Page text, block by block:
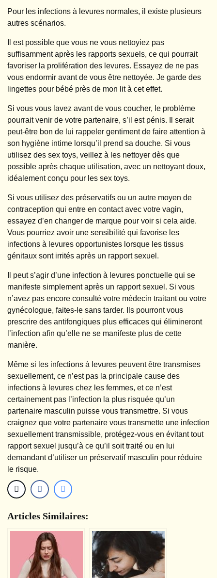
Pour les infections à levures normales, il existe plusieurs
autres scénarios.
Il est possible que vous ne vous nettoyiez pas
suffisamment après les rapports sexuels, ce qui pourrait
favoriser la prolifération des levures. Essayez de ne pas
vous endormir avant de vous être nettoyée. Je garde des
lingettes pour bébé près de mon lit à cet effet.
Si vous vous lavez avant de vous coucher, le problème
pourrait venir de votre partenaire, s’il est pénis. Il serait
peut-être bon de lui rappeler gentiment de faire attention à
son hygiène intime lorsqu’il prend sa douche. Si vous
utilisez des sex toys, veillez à les nettoyer dès que
possible après chaque utilisation, avec un nettoyant doux,
idéalement conçu pour les sex toys.
Si vous utilisez des préservatifs ou un autre moyen de
contraception qui entre en contact avec votre vagin,
essayez d’en changer de marque pour voir si cela aide.
Vous pourriez avoir une sensibilité qui favorise les
infections à levures opportunistes lorsque les tissus
génitaux sont irrités après un rapport sexuel.
Il peut s’agir d’une infection à levures ponctuelle qui se
manifeste simplement après un rapport sexuel. Si vous
n’avez pas encore consulté votre médecin traitant ou votre
gynécologue, faites-le sans tarder. Ils pourront vous
prescrire des antifongiques plus efficaces qui élimineront
l’infection afin qu’elle ne se manifeste plus de cette
manière.
Même si les infections à levures peuvent être transmises
sexuellement, ce n’est pas la principale cause des
infections à levures chez les femmes, et ce n’est
certainement pas l’infection la plus risquée qu’un
partenaire masculin puisse vous transmettre. Si vous
craignez que votre partenaire vous transmette une infection
sexuellement transmissible, protégez-vous en évitant tout
rapport sexuel jusqu’à ce qu’il soit traité ou en lui
demandant d’utiliser un préservatif masculin pour réduire
le risque.
Articles Similaires: